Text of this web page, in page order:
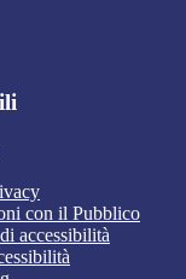
con il Pubblico
accessibilità